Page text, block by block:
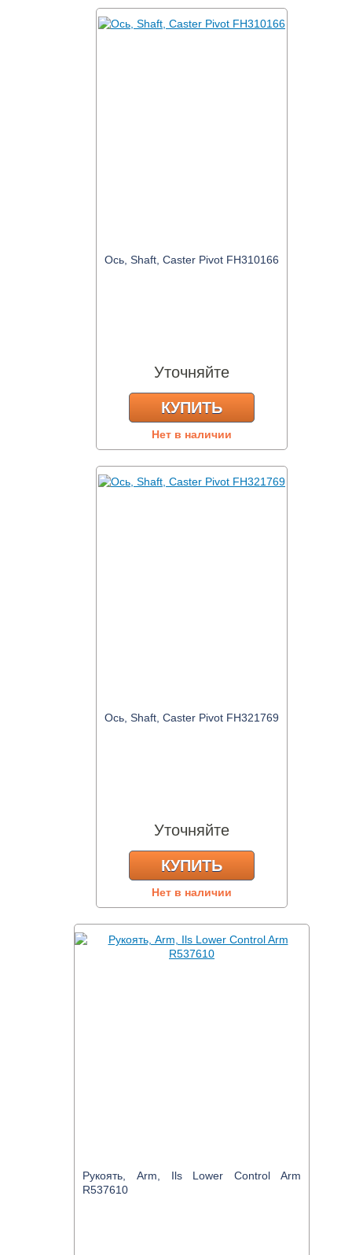
Ось, Shaft, Caster Pivot FH310166
Уточняйте
КУПИТЬ
Нет в наличии
Ось, Shaft, Caster Pivot FH321769
Уточняйте
КУПИТЬ
Нет в наличии
Рукоять, Arm, Ils Lower Control Arm
R537610